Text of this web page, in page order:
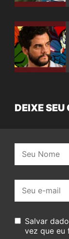
DEIXE
mail:
Salvar
vez que eu